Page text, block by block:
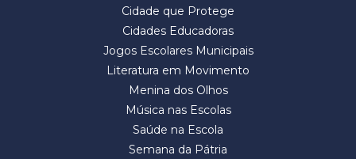
Cidade que Protege
Cidades Educadoras
Jogos Escolares Municipais
Literatura em Movimento
Menina dos Olhos
Música nas Escolas
Saúde na Escola
Semana da Pátria